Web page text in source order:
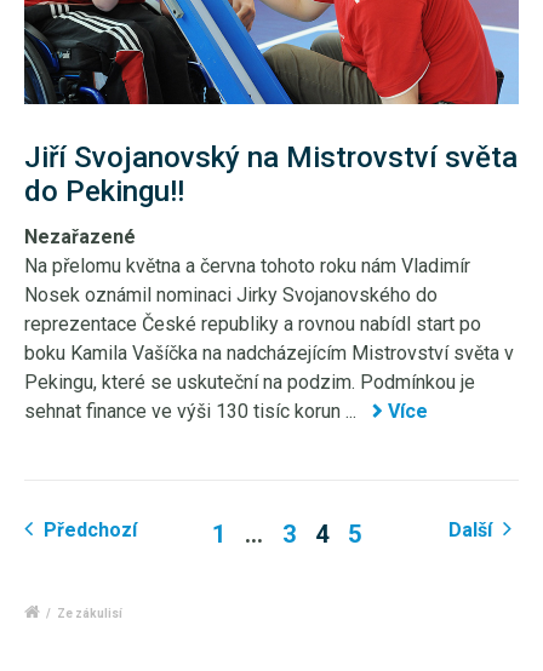
Jiří Svojanovský na Mistrovství světa
do Pekingu!!
Nezařazené
Na přelomu května a června tohoto roku nám Vladimír
Nosek oznámil nominaci Jirky Svojanovského do
reprezentace České republiky a rovnou nabídl start po
boku Kamila Vašíčka na nadcházejícím Mistrovství světa v
Pekingu, které se uskuteční na podzim. Podmínkou je
sehnat finance ve výši 130 tisíc korun ...
Více
Předchozí 1 … 3 4 5 Další
/ Ze zákulisí